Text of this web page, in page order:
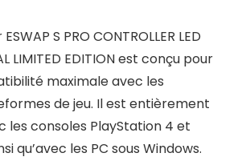
S PRO CONTROLLER LED
LIMITED EDITION est conçu pour
maximale avec les
de jeu. Il est entièrement
les consoles PlayStation 4 et
qu’avec les PC sous Windows.